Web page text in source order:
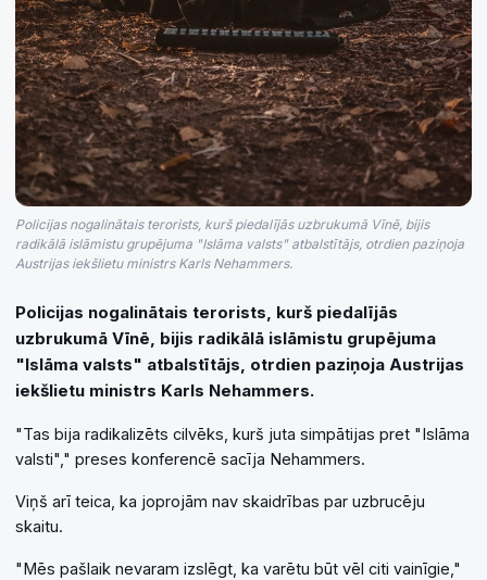
Policijas nogalinātais terorists, kurš piedalījās uzbrukumā Vīnē, bijis
radikālā islāmistu grupējuma "Islāma valsts" atbalstītājs, otrdien paziņoja
Austrijas iekšlietu ministrs Karls Nehammers.
Policijas nogalinātais terorists, kurš piedalījās
uzbrukumā Vīnē, bijis radikālā islāmistu grupējuma
"Islāma valsts" atbalstītājs, otrdien paziņoja Austrijas
iekšlietu ministrs Karls Nehammers.
"Tas bija radikalizēts cilvēks, kurš juta simpātijas pret "Islāma
valsti"," preses konferencē sacīja Nehammers.
Viņš arī teica, ka joprojām nav skaidrības par uzbrucēju
skaitu.
"Mēs pašlaik nevaram izslēgt, ka varētu būt vēl citi vainīgie,"